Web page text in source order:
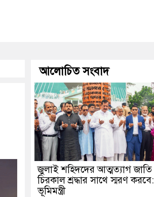
আলোচিত সংবাদ
জুলাই শহিদদের আত্মত্যাগ জাতি
চিরকাল শ্রদ্ধার সাথে স্মরণ করবে:
ভূমিমন্ত্রী